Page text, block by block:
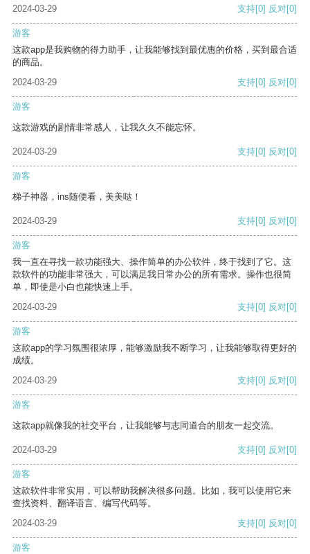
2024-03-29 支持[0] 反对[0]
游客
这款app是我购物的得力助手，让我能够找到最优惠的价格，买到最合适
的商品。
2024-03-29
支持[0] 反对[0]
游客
这款游戏的剧情非常感人，让我久久不能忘怀。
2024-03-29 支持[0] 反对[0]
游客
梯子神器，ins随便看，美美哒！
2024-03-29 支持[0] 反对[0]
游客
我一直在寻找一款功能强大、操作简单的办公软件，终于找到了它。这
款软件的功能非常强大，可以满足我日常办公的所有需求。操作也很简
单，即使是小白也能快速上手。
2024-03-29
支持[0] 反对[0]
游客
这款app的学习氛围很浓厚，能够激励我不断学习，让我能够取得更好的
成绩。
2024-03-29
支持[0] 反对[0]
游客
这款app就像我的社交平台，让我能够与志同道合的朋友一起交流。
2024-03-29 支持[0] 反对[0]
游客
这款软件非常实用，可以帮助我解决很多问题。比如，我可以使用它来
查找资料、翻译语言、编写代码等。
2024-03-29
支持[0] 反对[0]
游客